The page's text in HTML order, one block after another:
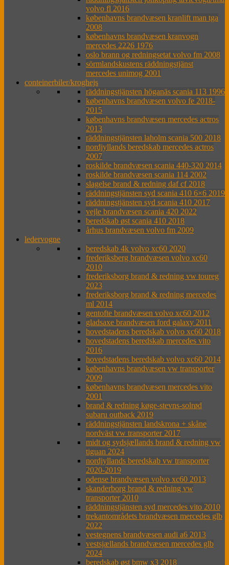
volvo fl 2016
københavns brandvæsen kranlift man tga
2008
københavns brandvæsen kranvogn
mercedes 2226 1976
oslo brann og redningsetat volvo fm 2008
sörmlandskustens räddningstjänst
mercedes unimog 2001
conteinerbiler/kroghejs
räddningstjänsten höganäs scania 113 1996
københavns brandvæsen volvo fe 2018-
2015
københavns brandvæsen mercedes actros
2013
räddningstjänsten laholm scania 500 2018
nordjyllands beredskab mercedes actros
2007
roskilde brandvæsen scania 440-320 2014
roskilde brandvæsen scania 114 2002
slagelse brand & redning daf cf 2018
räddningstjänsten syd scania 410 6×6 2019
räddningstjänsten syd scania 410 2017
vejle brandvæsen scania 420 2022
beredskab øst scania 410 2018
århus brandvæsen volvo fm 2009
ledervogne
beredskab 4k volvo xc60 2020
frederiksberg brandvæsen volvo xc60
2010
frederiksborg brand & redning vw toureg
2023
frederiksborg brand & redning mercedes
ml 2014
gentofte brandvæsen volvo xc60 2012
gladsaxe brandvæsen ford galaxy 2011
hovedstadens beredskab volvo xc60 2018
hovedstadens beredskab mercedes vito
2016
hovedstadens beredskab volvo xc60 2014
københavns brandvæsen vw transporter
2009
københavns brandvæsen mercedes vito
2001
brand & redning køge-stevns-solrød
subaru outback 2019
räddningstjänsten landskrona + skåne
nordväst vw transporter 2017
midt og sydsjællands brand & redning vw
tiguan 2024
nordjyllands beredskab vw transporter
2020-2019
odense brandvæsen volvo xc60 2013
skanderborg brand & redning vw
transporter 2010
räddningstjänsten syd mercedes vito 2010
trekantområdets brandvæsen mercedes glb
2022
vestegnens brandvæsen audi a6 2013
vestsjællands brandvæsen mercedes glb
2024
beredskab øst bmw x3 2018